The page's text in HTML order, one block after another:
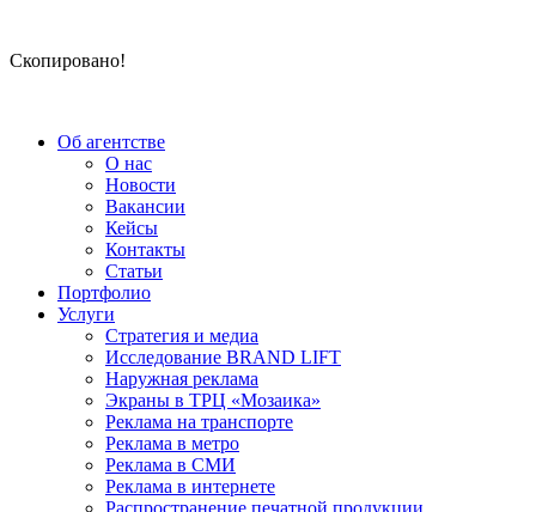
Скопировано!
Об агентстве
О нас
Новости
Вакансии
Кейсы
Контакты
Статьи
Портфолио
Услуги
Стратегия и медиа
Исследование BRAND LIFT
Наружная реклама
Экраны в ТРЦ «Мозаика»
Реклама на транспорте
Реклама в метро
Реклама в СМИ
Реклама в интернете
Распространение печатной продукции